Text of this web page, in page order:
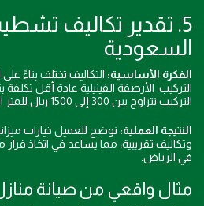
5. تقدير تكاليف
السعودية
الفكرة الأساسية: التكاليف تختلف بناءً
التركيب تتراوح بين 300 إلى 1500 ريال للمتر المربع حسب التعقيد.
النتيجة العملية: نوضح للعميل خيارات
وتكاليف تقريبية، مما يساعد في اتخاذ
في الرياض.
مثال واقعي من صيانة